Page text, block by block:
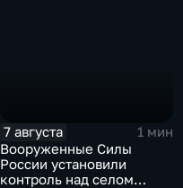
7 августа
1 мин
Вооруженные Силы
России установили
контроль над селом